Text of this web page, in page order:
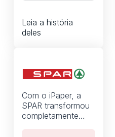
Leia a história
deles
Com o iPaper, a
SPAR transformou
completamente